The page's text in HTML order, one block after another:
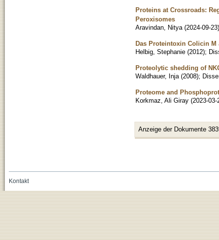
Proteins at Crossroads:
Peroxisomes
Aravindan, Nitya (2024-09-23)
Das Proteintoxin Colicin
Helbig, Stephanie (2012);
Proteolytic shedding of
Waldhauer, Inja (2008);
Proteome and
Korkmaz, Ali Giray (2023-03-
Anzeige der Dokumente
Kontakt